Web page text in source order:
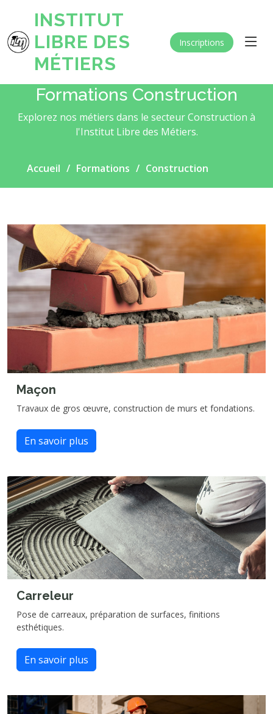
INSTITUT
LIBRE DES
MÉTIERS
Inscriptions
Formations Construction
Explorez nos métiers dans le secteur Construction à
l'Institut Libre des Métiers.
Accueil Formations Construction
Maçon
Travaux de gros œuvre, construction de murs et fondations.
En savoir plus
Carreleur
Pose de carreaux, préparation de surfaces, finitions
esthétiques.
En savoir plus